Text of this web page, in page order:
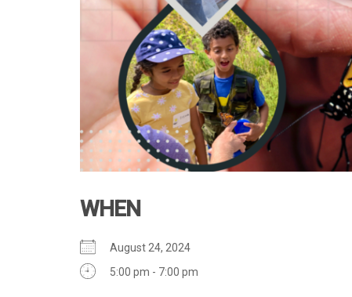
WHEN
August 24, 2024
5:00 pm - 7:00 pm